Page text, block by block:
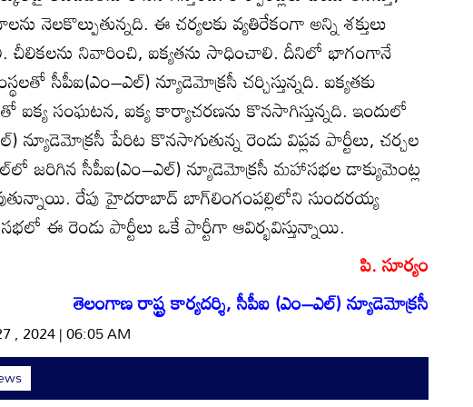
నెలకొల్పుతున్నది. ఈ చర్యలకు వ్యతిరేకంగా అన్ని శక్తులు
నివారించి, ఐక్యతను సాధించాలి. దీనిలో భాగంగానే
సీపీఐ(ఎం–ఎల్‌) న్యూడెమోక్రసీ చర్చిస్తున్నది. ఐక్యతకు
ఐక్య సంఘటన, ఐక్య కార్యాచరణను కొనసాగిస్తున్నది. ఇందులో
పేరిట కొనసాగుతున్న రెండు విప్లవ పార్టీలు, చర్చల
జరిగిన సీపీఐ(ఎం–ఎల్‌) న్యూడెమోక్రసీ మహాసభల డాక్యుమెంట్ల
రేపు హైదరాబాద్‌ బాగ్‌లింగంపల్లిలోని సుందరయ్య
ఈ రెండు పార్టీలు ఒకే పార్టీగా ఆవిర్భవిస్తున్నాయి.
పి. సూర్యం
తెలంగాణ రాష్ట్ర కార్యదర్శి, సీపీఐ (ఎం–ఎల్‌) న్యూడెమోక్రసీ
, 2024 | 06:05 AM